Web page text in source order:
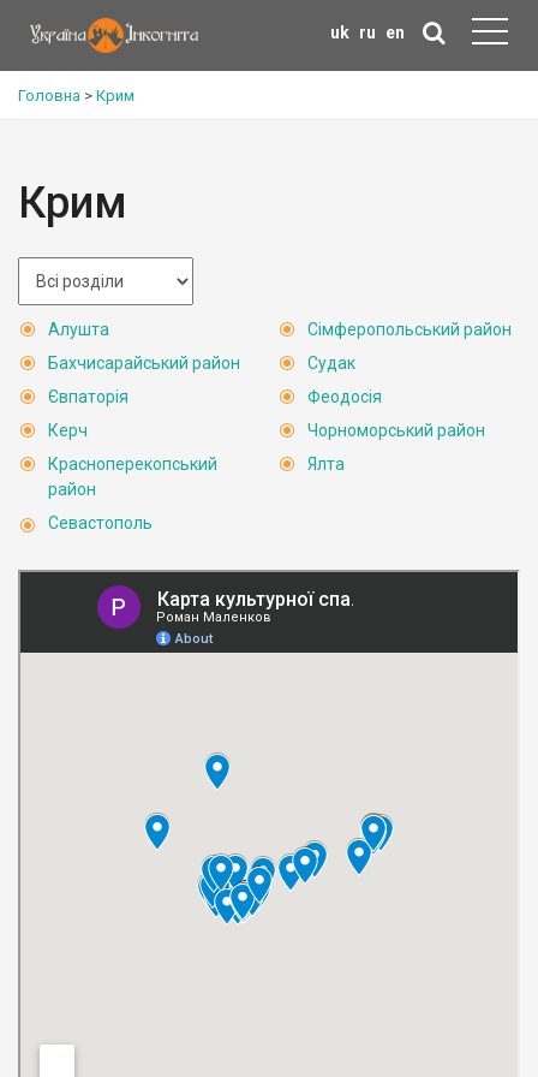
uk ru en
Головна > Крим
Крим
Алушта
Бахчисарайський район
Євпаторія
Керч
Красноперекопський
район
Севастополь
Сімферопольський район
Судак
Феодосія
Чорноморський район
Ялта